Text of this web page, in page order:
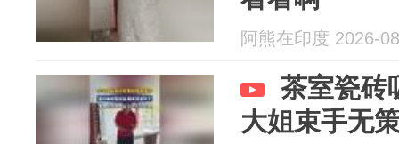
阿熊在印度 2026-
茶室瓷砖
大姐束手无